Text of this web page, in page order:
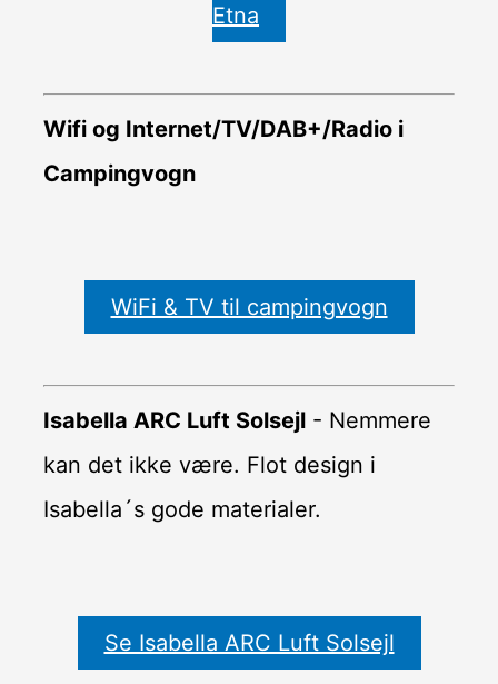
Etna
Wifi og Internet/TV/DAB+/Radio i
Campingvogn
WiFi & TV til campingvogn
Isabella ARC Luft Solsejl- Nemmere
kan det ikke være. Flot design i
Isabella´s gode materialer.
Se Isabella ARC Luft Solsejl